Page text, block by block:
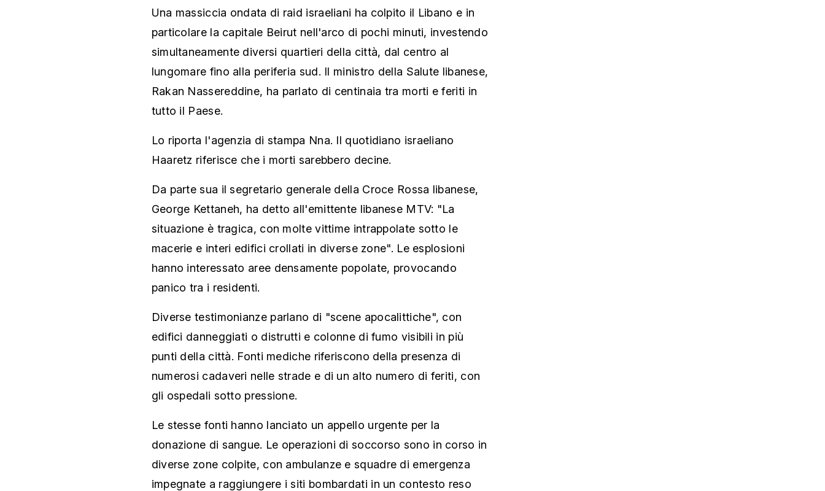
Una massiccia ondata di raid israeliani ha colpito il Libano e in
particolare la capitale Beirut nell'arco di pochi minuti, investendo
simultaneamente diversi quartieri della città, dal centro al
lungomare fino alla periferia sud. Il ministro della Salute libanese,
Rakan Nassereddine, ha parlato di centinaia tra morti e feriti in
tutto il Paese.
Lo riporta l'agenzia di stampa Nna. Il quotidiano israeliano
Haaretz riferisce che i morti sarebbero decine.
Da parte sua il segretario generale della Croce Rossa libanese,
George Kettaneh, ha detto all'emittente libanese MTV: "La
situazione è tragica, con molte vittime intrappolate sotto le
macerie e interi edifici crollati in diverse zone". Le esplosioni
hanno interessato aree densamente popolate, provocando
panico tra i residenti.
Diverse testimonianze parlano di "scene apocalittiche", con
edifici danneggiati o distrutti e colonne di fumo visibili in più
punti della città. Fonti mediche riferiscono della presenza di
numerosi cadaveri nelle strade e di un alto numero di feriti, con
gli ospedali sotto pressione.
Le stesse fonti hanno lanciato un appello urgente per la
donazione di sangue. Le operazioni di soccorso sono in corso in
diverse zone colpite, con ambulanze e squadre di emergenza
impegnate a raggiungere i siti bombardati in un contesto reso